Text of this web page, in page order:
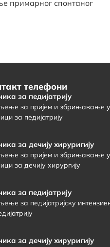
примарног спонтаног
телефони
за педијатрију
за пријем и збрињавање
за педијатрију
за дечију хируригију
за пријем и збрињавање
за дечију хирургију
за педијатрију
за педијатријску
за дечију хируригију